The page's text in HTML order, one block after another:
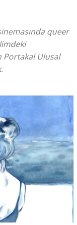
queer
Portakal Ulusal